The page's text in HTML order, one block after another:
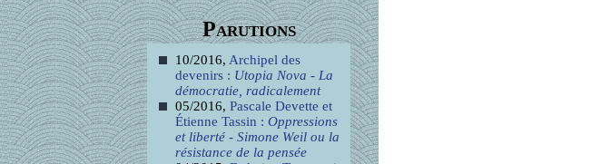
Parutions
10/2016, Archipel des
devenirs : Utopia Nova - La
démocratie, radicalement
05/2016, Pascale Devette et
Étienne Tassin : Oppressions
et liberté - Simone Weil ou la
résistance de la pensée